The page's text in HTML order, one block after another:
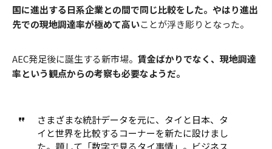
国に進出する日系企業との間で同じ比較をした。やはり進出
先での現地調達率が極めて高いことが浮き彫りとなった。
AEC発足後に誕生する新市場。 賃金ばかりでなく、現地調達
率という観点からの考察も必要なようだ。
さまざまな統計データを元に、タイと日本、タ
イと世界を比較するコーナーを新たに設けまし